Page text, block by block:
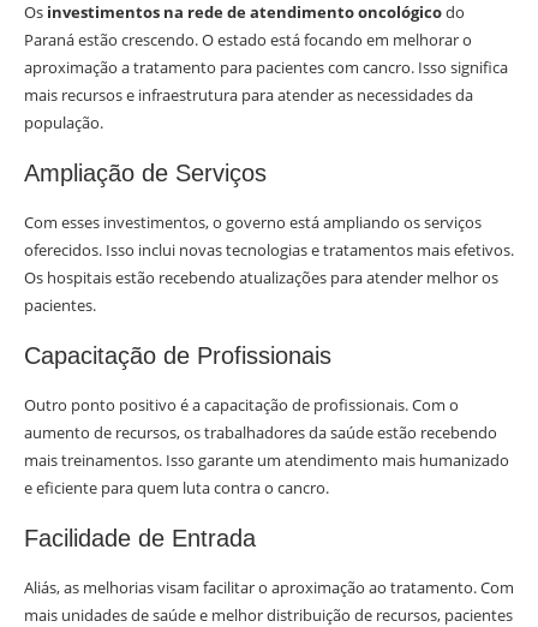
Os investimentos na rede de atendimento oncológicodo
Paraná estão crescendo. O estado está focando em melhorar o
aproximação a tratamento para pacientes com cancro. Isso significa
mais recursos e infraestrutura para atender as necessidades da
população.
Ampliação de Serviços
Com esses investimentos, o governo está ampliando os serviços
oferecidos. Isso inclui novas tecnologias e tratamentos mais efetivos.
Os hospitais estão recebendo atualizações para atender melhor os
pacientes.
Capacitação de Profissionais
Outro ponto positivo é a capacitação de profissionais. Com o
aumento de recursos, os trabalhadores da saúde estão recebendo
mais treinamentos. Isso garante um atendimento mais humanizado
e eficiente para quem luta contra o cancro.
Facilidade de Entrada
Aliás, as melhorias visam facilitar o aproximação ao tratamento. Com
mais unidades de saúde e melhor distribuição de recursos, pacientes